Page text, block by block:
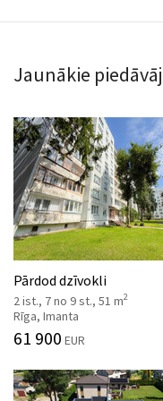
Uzņēmums
Pakalpojumi
Kontakti
Jaunākie
Pārdod dzīvokli
2 ist., 7 no 9 st., 51 m2
Rīga, Imanta
61 900 EUR